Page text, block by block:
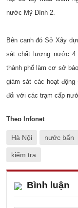
nước Mỹ Đình 2.
Bên cạnh đó Sở Xây
sát chất lượng nước 4
thành phố làm cơ sở
giám sát các hoạt
đối với các trạm cấp
Theo Infonet
Hà Nội nước bẩn
kiểm tra
Bình luận